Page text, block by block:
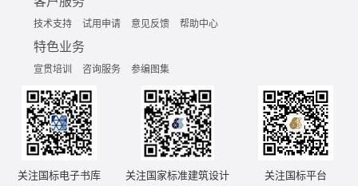
技术支持 试用申请 意见反馈 帮助中心
特色业务
宣贯培训 咨询服务 参编图集
关注国标电子书库 关注国家标准建筑设计 关注国标平台